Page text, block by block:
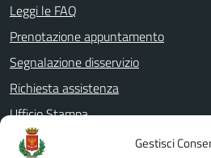
Gestisci
Leggi le FAQ
Prenotazione appuntamento
Segnalazione disservizio
Richiesta assistenza
Ufficio Stampa
Amministrazione Trasparente